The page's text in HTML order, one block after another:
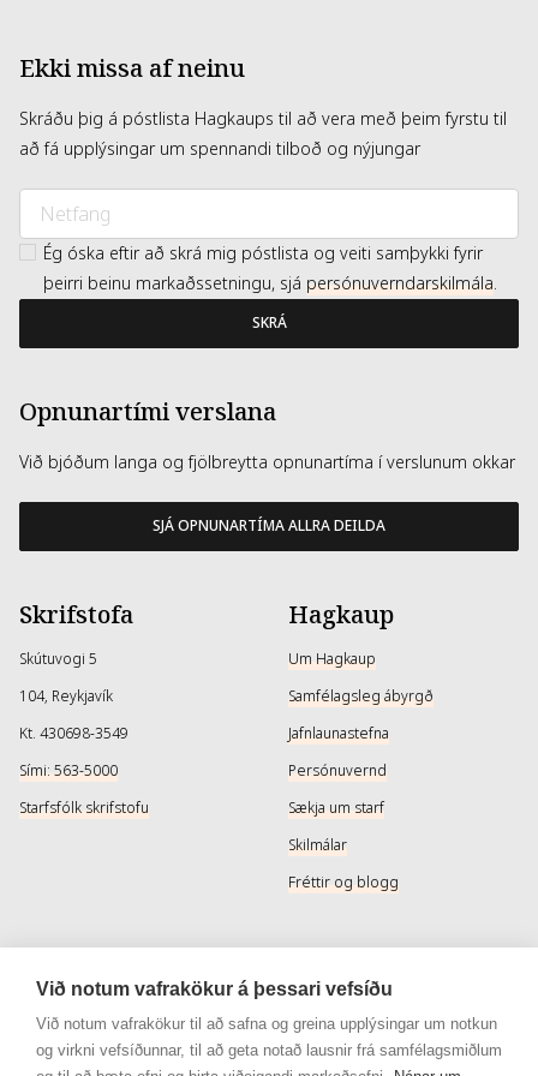
Dimethicone, Allyl Methacrylates Crosspolymer,
Acid, Acetyl Carnitine Hcl, Caprylic/Capric Triglyceride,
Triethoxycaprylylsilane, Ethylhexyl Stearate, Lecithin,
Hydrogenated Lecithin, Hexylene Glycol, Ethylhexyl
Ethylcellulose, Bht, Phenoxyethanol, [+/- Mica, Red 7 Lake
(Ci 15850), Yellow 5 Lake (Ci 19140), Red 22 Lake (Ci
45380), Titanium Dioxide (Ci 77891), Iron Oxides (Ci
77491, Ci 77492, Ci 77499), Red 6 (Ci 15850), Red 30 Lake
(Ci 73360), Carmine (Ci 75470), Red 33 Lake (Ci 17200),
Red 28 Lake (Ci 45410), Blue 1 Lake (Ci 42090), Yellow 6
Lake (Ci 15985)] <ILN36575>
Ekki missa af neinu
Skráðu þig á póstlista Hagkaups til að vera með þeim fyrstu til
að fá upplýsingar um spennandi tilboð og nýjungar
Ég óska eftir að skrá mig póstlista og veiti samþykki fyrir
þeirri beinu markaðssetningu, sjá persónuverndarskilmála.
SKRÁ
Opnunartími verslana
Við bjóðum langa og fjölbreytta opnunartíma í verslunum okkar
SJÁ OPNUNARTÍMA ALLRA DEILDA
Skrifstofa
Skútuvogi 5
104, Reykjavík
Kt. 430698-3549
Sími: 563-5000
Starfsfólk skrifstofu
Hagkaup
Um Hagkaup
Samfélagsleg ábyrgð
Jafnlaunastefna
Persónuvernd
Sækja um starf
Skilmálar
Fréttir og blogg
Þjónusta
Afhendingarmöguleikar
Skilareglur
Samfélagsmiðlar
Instagram
Instagram - Snyrtivara
Við notum vafrakökur á þessari vefsíðu
Við notum vafrakökur til að safna og greina upplýsingar um notkun
og virkni vefsíðunnar, til að geta notað lausnir frá samfélagsmiðlum